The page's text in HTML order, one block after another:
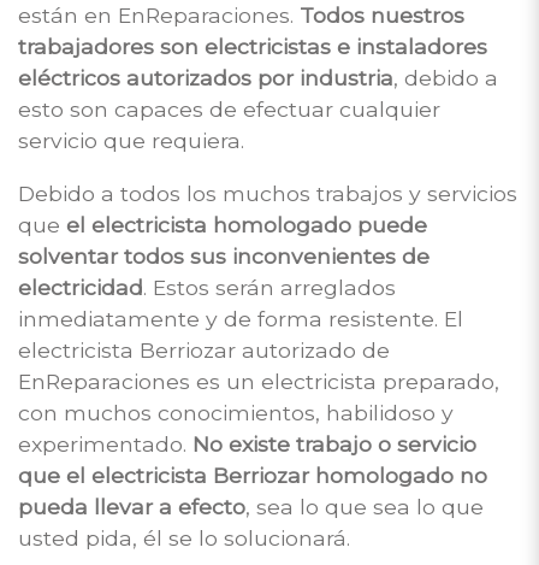
están en EnReparaciones. Todos nuestros
trabajadores son electricistas e instaladores
eléctricos autorizados por industria, debido a
esto son capaces de efectuar cualquier
servicio que requiera.
Debido a todos los muchos trabajos y servicios
que el electricista homologado puede
solventar todos sus inconvenientes de
electricidad. Estos serán arreglados
inmediatamente y de forma resistente. El
electricista Berriozar autorizado de
EnReparaciones es un electricista preparado,
con muchos conocimientos, habilidoso y
experimentado. No existe trabajo o servicio
que el electricista Berriozar homologado no
pueda llevar a efecto, sea lo que sea lo que
usted pida, él se lo solucionará.